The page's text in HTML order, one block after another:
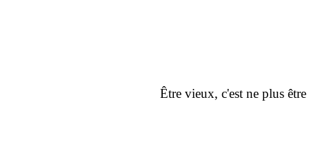
Être vieux, c'est ne plus